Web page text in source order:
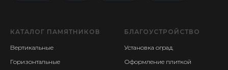
КАТАЛОГ ПАМЯТНИКОВ
Вертикальные
Горизонтальные
БЛАГОУСТРОЙСТВО
Установка оград
Оформление плиткой